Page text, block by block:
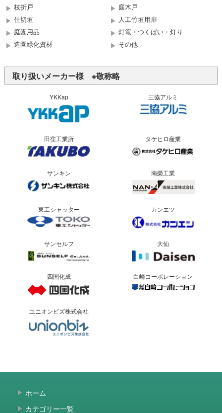
枝折戸
庭木戸
仕切垣
人工竹垣用扉
庭園用品
灯篭・つくばい・灯り
造園緑化資材
その他
取り扱いメーカー様 ※敬称略
YKKap 三協アルミ
田窪工業所 タケヒロ産業
サンキン 南榮工業
東工シャッター カンエツ
サンセルフ 大仙
四国化成 白崎コーポレーション
ユニオンビズ株式会社
ホーム
カテゴリー一覧